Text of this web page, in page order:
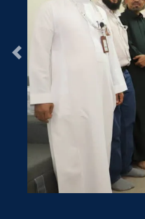
التالى